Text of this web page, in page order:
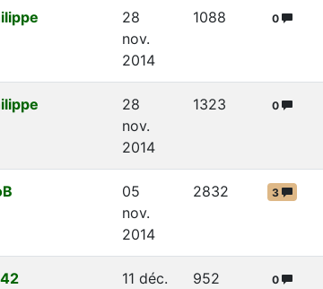
28
nov.
2014
1088 0
28
nov.
2014
1323 0
05
nov.
2014
2832 3
11 déc.
952 0